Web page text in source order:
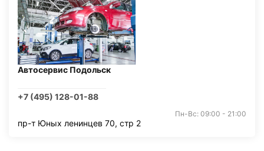
Автосервис Подольск
+7 (495) 128-01-88
Пн-Вс: 09:00 - 21:00
пр-т Юных ленинцев 70, стр 2